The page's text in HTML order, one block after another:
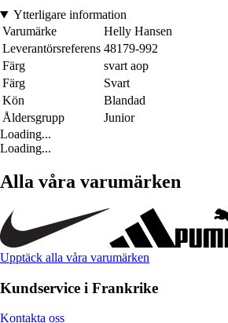
Ytterligare information
Varumärke
Helly Hansen
Leverantörsreferens 48179-992
Färg
svart aop
Färg
Svart
Kön
Blandad
Åldersgrupp
Junior
Loading...
Loading...
Alla våra varumärken
Upptäck alla våra varumärken
Kundservice i Frankrike
Kontakta oss